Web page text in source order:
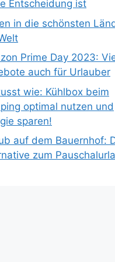
Entscheidung ist
in die schönsten
Prime Day 2023:
auch für Urlauber
wie: Kühlbox beim
optimal nutzen und
sparen!
auf dem Bauernhof:
zum